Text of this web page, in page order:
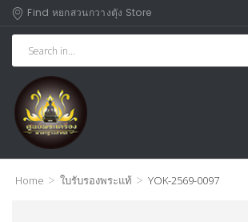
Find หยกสวนกวางตุัง Store
Home > ใบรับรองพระแท้ > YOK-2569-0097